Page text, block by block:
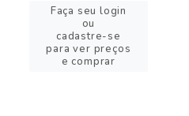
Faça seu login
ou
cadastre-se
para ver preços
e comprar